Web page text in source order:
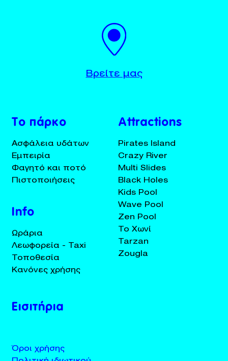
+30 23920 72025
Το πάρκο
Ασφάλεια υδάτων
Εμπειρία
Φαγητό και ποτό
Πιστοποιήσεις
Info
Ωράρια
Λεωφορεία - Taxi
Τοποθεσία
Κανόνες χρήσης
Attractions
Pirates Island
Crazy River
Multi Slides
Black Holes
Kids Pool
Wave Pool
Zen Pool
Το Χωνί
Tarzan
Zougla
Εισιτήρια
Όροι χρήσης
Βρείτε μας